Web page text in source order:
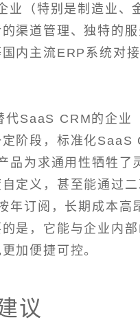
业（特别是制造业、
渠道管理、独特的
内主流ERP系统对
代SaaS CRM的企业
阶段，标准化SaaS
品为求通用性牺牲
定义，甚至能通过
年订阅，长期成本高
是，它能与企业内
加便捷可控。
议